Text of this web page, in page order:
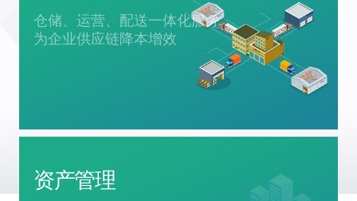
仓储、运营、配送一体化服务
为企业供应链降本增效
资产管理